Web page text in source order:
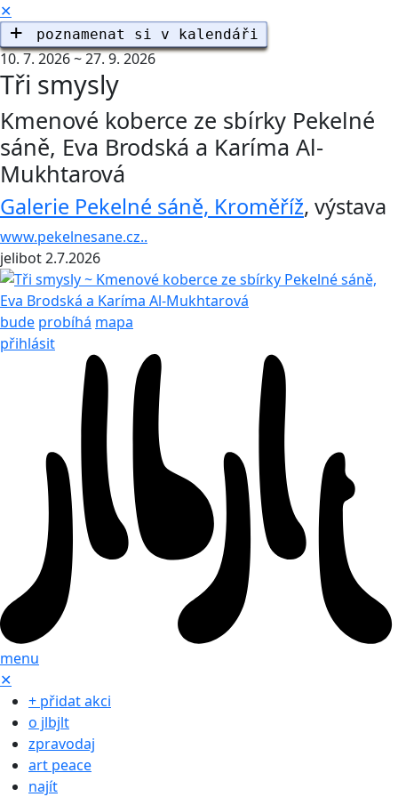
✕
10. 7. 2026 ~ 27. 9. 2026
Tři smysly
Kmenové koberce ze sbírky Pekelné
sáně, Eva Brodská a Karíma Al-
Mukhtarová
Galerie Pekelné sáně, Kroměříž, výstava
www.pekelnesane.cz..
jelibot2.7.2026
bude probíhá mapa
přihlásit
menu
✕
+ přidat akci
o jlbjlt
zpravodaj
art peace
najít